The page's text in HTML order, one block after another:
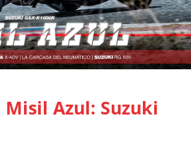
Misil Azul: Suzuki